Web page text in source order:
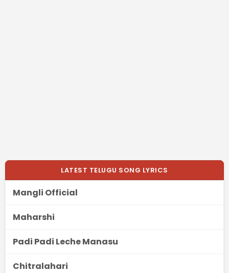
LATEST TELUGU SONG LYRICS
Mangli Official
Maharshi
Padi Padi Leche Manasu
Chitralahari